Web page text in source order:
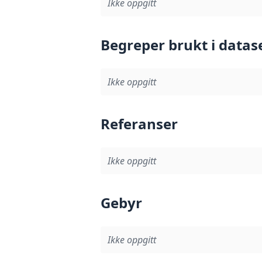
Ikke oppgitt
Begreper brukt i
Ikke oppgitt
Referanser
Ikke oppgitt
Gebyr
Ikke oppgitt